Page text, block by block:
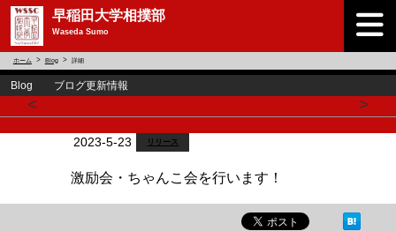
早稲田大学相撲部
Waseda Sumo
ホーム Blog 詳細
Blog ブログ更新情報
< >
2023-5-23 リリース
激励会・ちゃんこ会を行います！